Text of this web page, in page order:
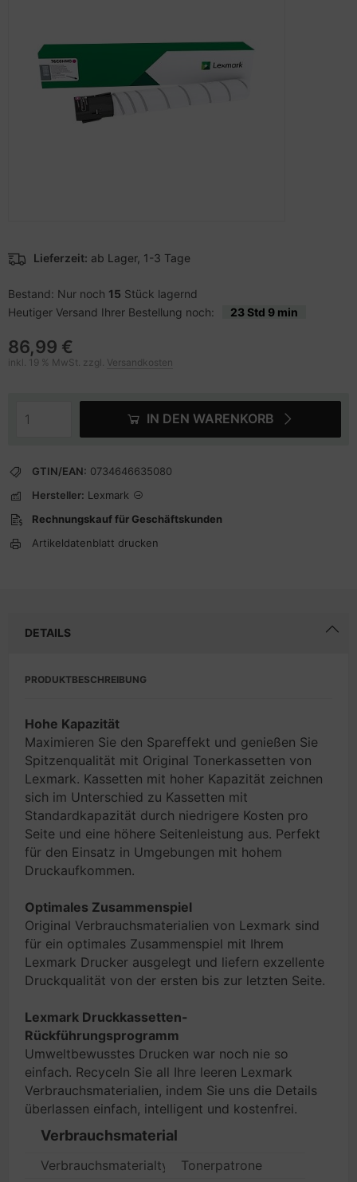
Lieferzeit: ab Lager, 1-3 Tage
Bestand: Nur noch 15 Stück lagernd
Heutiger Versand Ihrer Bestellung noch:
23 Std 9 min
86,99 €
inkl. 19 % MwSt. zzgl. Versandkosten
IN DEN WARENKORB
GTIN/EAN: 0734646635080
Hersteller: Lexmark
Rechnungskauf für Geschäftskunden
Artikeldatenblatt drucken
DETAILS
PRODUKTBESCHREIBUNG
Hohe Kapazität
Maximieren Sie den Spareffekt und genießen Sie
Spitzenqualität mit Original Tonerkassetten von
Lexmark. Kassetten mit hoher Kapazität zeichnen
sich im Unterschied zu Kassetten mit
Standardkapazität durch niedrigere Kosten pro
Seite und eine höhere Seitenleistung aus. Perfekt
für den Einsatz in Umgebungen mit hohem
Druckaufkommen.
Optimales Zusammenspiel
Original Verbrauchsmaterialien von Lexmark sind
für ein optimales Zusammenspiel mit Ihrem
Lexmark Drucker ausgelegt und liefern exzellente
Druckqualität von der ersten bis zur letzten Seite.
Lexmark Druckkassetten-
Rückführungsprogramm
Umweltbewusstes Drucken war noch nie so
einfach. Recyceln Sie all Ihre leeren Lexmark
Verbrauchsmaterialien, indem Sie uns die Details
überlassen einfach, intelligent und kostenfrei.
Verbrauchsmaterial
Verbrauchsmaterialtyp
Tonerpatrone
und Navigation
CD/DVD/BluRay
Modding
Hub